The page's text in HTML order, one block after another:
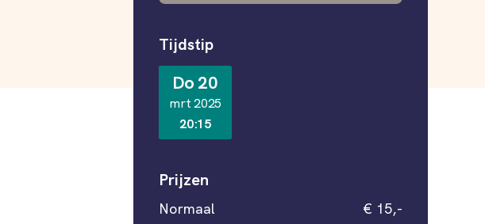
Tijdstip
Do 20
mrt 2025
20:15
Prijzen
Normaal € 15,-